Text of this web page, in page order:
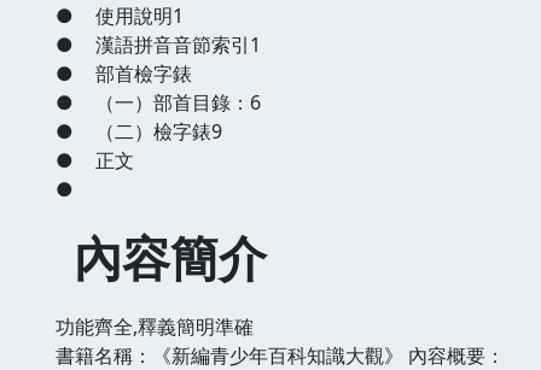
●
使用說明1
●
漢語拼音音節索引1
●
部首檢字錶
●
（一）部首目錄：6
●
（二）檢字錶9
●
正文
●
內容簡介
功能齊全,釋義簡明準確
書籍名稱：《新編青少年百科知識大觀》 內容概要：